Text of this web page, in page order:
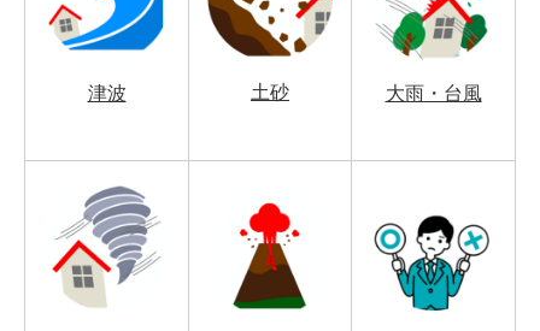
津波 土砂 大雨・台風